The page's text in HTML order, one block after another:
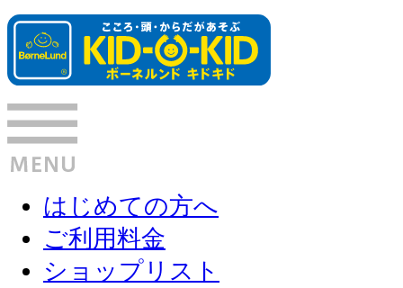
はじめての方へ
ご利用料金
ショップリスト